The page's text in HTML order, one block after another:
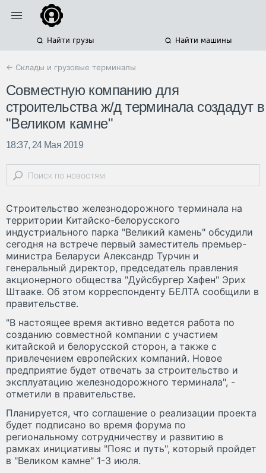
Найти грузы Найти машины
← Склады и грузовые терминалы
Совместную компанию для
строительства ж/д терминала создадут в
"Великом камне"
18:37, 24 Мая 2019
Строительство железнодорожного терминала на
территории Китайско-белорусского
индустриального парка "Великий камень" обсудили
сегодня на встрече первый заместитель премьер-
министра Беларуси Александр Турчин и
генеральный директор, председатель правления
акционерного общества "Дуйсбургер Хафен" Эрих
Штааке. Об этом корреспонденту БЕЛТА сообщили в
правительстве.
"В настоящее время активно ведется работа по
созданию совместной компании с участием
китайской и белорусской сторон, а также с
привлечением европейских компаний. Новое
предприятие будет отвечать за строительство и
эксплуатацию железнодорожного терминала", -
отметили в правительстве.
Планируется, что соглашение о реализации проекта
будет подписано во время форума по
региональному сотрудничеству и развитию в
рамках инициативы "Пояс и путь", который пройдет
в "Великом камне" 1-3 июля.